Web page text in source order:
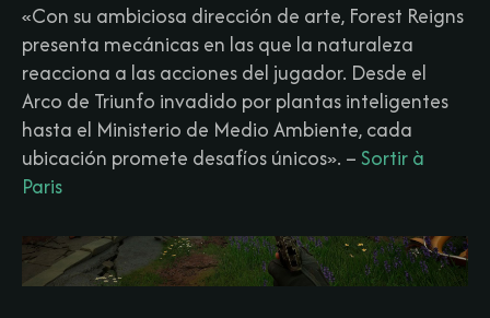
«Con su ambiciosa dirección de arte, Forest Reigns
presenta mecánicas en las que la naturaleza
reacciona a las acciones del jugador. Desde el
Arco de Triunfo invadido por plantas inteligentes
hasta el Ministerio de Medio Ambiente, cada
ubicación promete desafíos únicos». – Sortir à
Paris